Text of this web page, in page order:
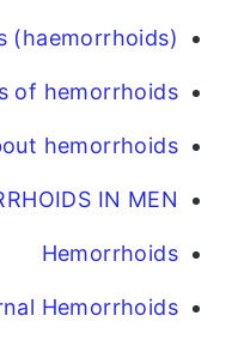
(haemorrhoids)
of hemorrhoids?
hemorrhoids
IN MEN?
Hemorrhoids
Hemorrhoids